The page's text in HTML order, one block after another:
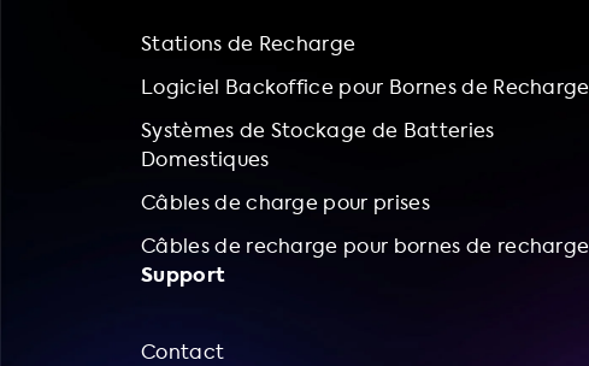
Stations de Recharge
Logiciel Backoffice pour Bornes de Recharge
Systèmes de Stockage de Batteries
Domestiques
Câbles de charge pour prises
Câbles de recharge pour bornes de recharge
Support
Contact